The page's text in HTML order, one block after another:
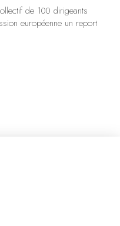
de 100 dirigeants
européenne un report